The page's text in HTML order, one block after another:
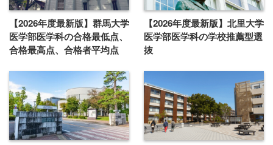
【2026年度最新版】群馬大学
医学部医学科の合格最低点、
合格最高点、合格者平均点
【2026年度最新版】北里大学
医学部医学科の学校推薦型選
抜